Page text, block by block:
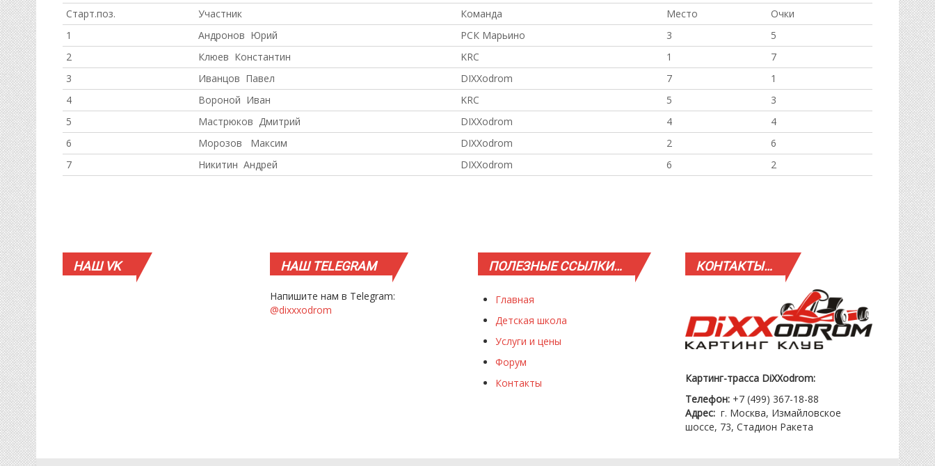
Старт.поз.
Участник Команда Место
Очки
1
Андронов Юрий РСК Марьино 3
5
2
Клюев Константин KRC 1
7
3
Иванцов Павел DIXXodrom 7
1
4
Вороной Иван KRC 5
3
5
Мастрюков Дмитрий DIXXodrom 4
4
6
Морозов Максим DIXXodrom 2
6
7
Никитин Андрей DIXXodrom 6 2
НАШVK НАШTELEGRAM
Напишите нам в Telegram:
@dixxxodrom
ПОЛЕЗНЫЕССЫЛКИ…
Главная
Детская школа
Услуги и цены
Форум
Контакты
КОНТАКТЫ…
Картинг-трасса DiXXodrom:
Телефон: +7 (499) 367-18-88
Адрес: г. Москва, Измайловское
шоссе, 73, Стадион Ракета